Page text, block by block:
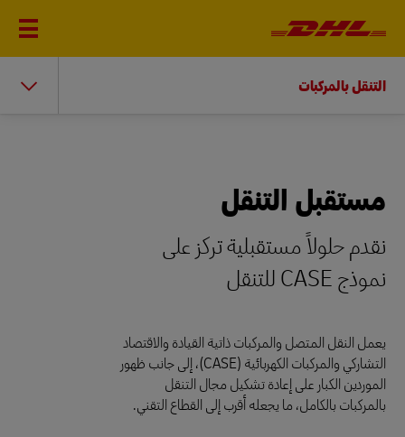
التنقل بالمركبات
مستقبل التنقل
نقدم حلولاً مستقبلية تركز على
نموذج CASE للتنقل
يعمل النقل المتصل والمركبات ذاتية القيادة والاقتصاد
التشاركي والمركبات الكهربائية (CASE)، إلى جانب ظهور
الموردين الكبار على إعادة تشكيل مجال التنقل
بالمركبات بالكامل، ما يجعله أقرب إلى القطاع التقني.